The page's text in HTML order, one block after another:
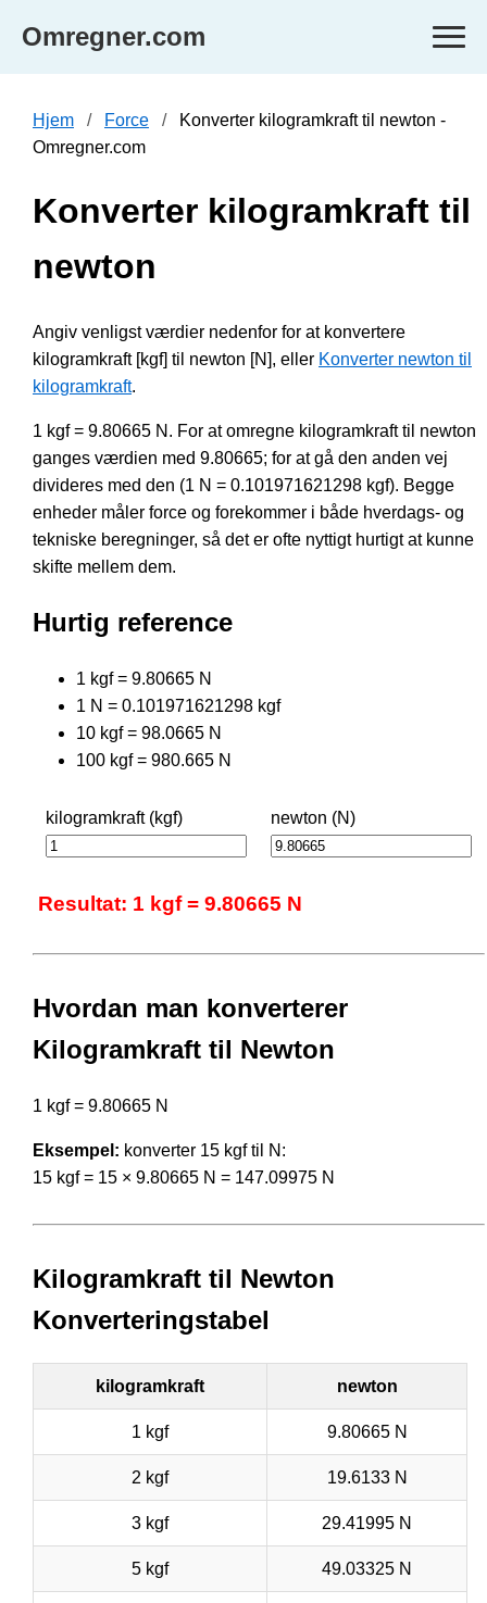
Omregner.com
Hjem Force
Konverter kilogramkraft til newton -
Omregner.com
Konverter kilogramkraft til
newton
Angiv venligst værdier nedenfor for at konvertere
kilogramkraft [kgf] til newton [N], eller Konverter newton til
kilogramkraft.
1 kgf = 9.80665 N. For at omregne kilogramkraft til newton
ganges værdien med 9.80665; for at gå den anden vej
divideres med den (1 N = 0.101971621298 kgf). Begge
enheder måler force og forekommer i både hverdags- og
tekniske beregninger, så det er ofte nyttigt hurtigt at kunne
skifte mellem dem.
Hurtig reference
1 kgf = 9.80665 N
1 N = 0.101971621298 kgf
10 kgf = 98.0665 N
100 kgf = 980.665 N
kilogramkraft (kgf) newton (N)
Resultat: 1 kgf = 9.80665 N
Hvordan man konverterer
Kilogramkraft til Newton
1 kgf = 9.80665 N
Eksempel: konverter 15 kgf til N:
15 kgf = 15 × 9.80665 N = 147.09975 N
Kilogramkraft til Newton
Konverteringstabel
kilogramkraft newton
1 kgf 9.80665 N
2 kgf 19.6133 N
3 kgf 29.41995 N
5 kgf 49.03325 N